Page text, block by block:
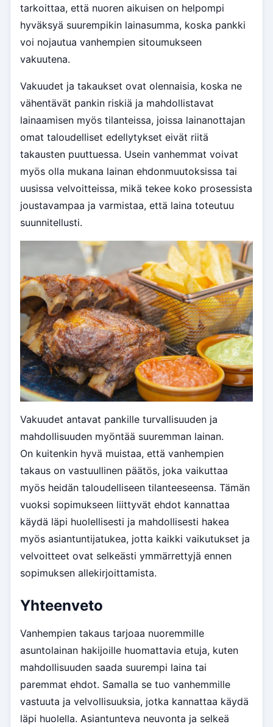
tarkoittaa, että nuoren aikuisen on helpompi
hyväksyä suurempikin lainasumma, koska pankki
voi nojautua vanhempien sitoumukseen
vakuutena.
Vakuudet ja takaukset ovat olennaisia, koska ne
vähentävät pankin riskiä ja mahdollistavat
lainaamisen myös tilanteissa, joissa lainanottajan
omat taloudelliset edellytykset eivät riitä
takausten puuttuessa. Usein vanhemmat voivat
myös olla mukana lainan ehdonmuutoksissa tai
uusissa velvoitteissa, mikä tekee koko prosessista
joustavampaa ja varmistaa, että laina toteutuu
suunnitellusti.
Vakuudet antavat pankille turvallisuuden ja
mahdollisuuden myöntää suuremman lainan.
On kuitenkin hyvä muistaa, että vanhempien
takaus on vastuullinen päätös, joka vaikuttaa
myös heidän taloudelliseen tilanteeseensa. Tämän
vuoksi sopimukseen liittyvät ehdot kannattaa
käydä läpi huolellisesti ja mahdollisesti hakea
myös asiantuntijatukea, jotta kaikki vaikutukset ja
velvoitteet ovat selkeästi ymmärrettyjä ennen
sopimuksen allekirjoittamista.
Yhteenveto
Vanhempien takaus tarjoaa nuoremmille
asuntolainan hakijoille huomattavia etuja, kuten
mahdollisuuden saada suurempi laina tai
paremmat ehdot. Samalla se tuo vanhemmille
vastuuta ja velvollisuuksia, jotka kannattaa käydä
läpi huolella. Asiantunteva neuvonta ja selkeä